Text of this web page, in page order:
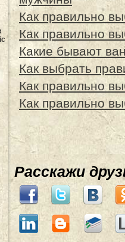
Как правильно
Как правильно
Какие бывают
Как выбрать
Как правильно
Как правильно
Расскажи